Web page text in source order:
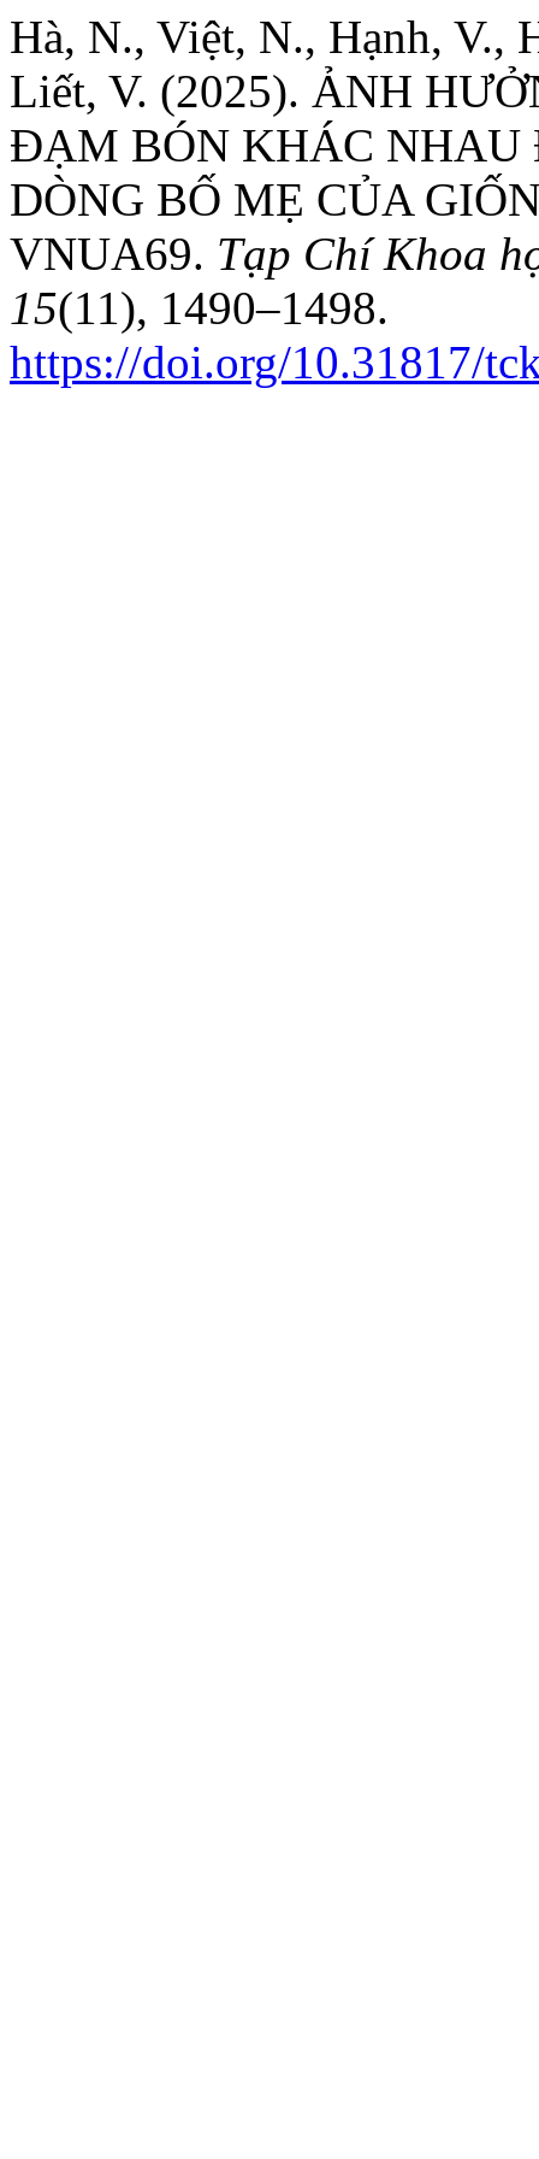
Hà, N., Việt, N., Hạnh, V.,
Liết, V. (2025). ẢNH
ĐẠM BÓN KHÁC
DÒNG BỐ MẸ CỦA
VNUA69. Tạp Chí Khoa
15(11), 1490–1498.
https://doi.org/10.31817/